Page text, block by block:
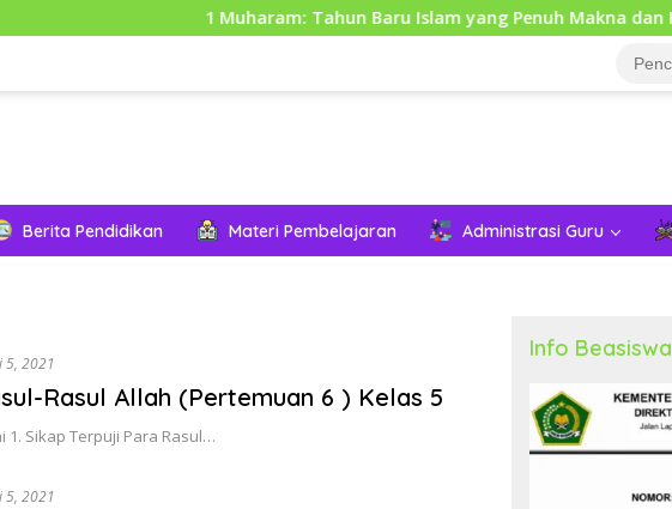
1 Muharam: Tahun Baru Islam yang Penuh Makna dan Hikmah
Berita Pendidikan Materi Pembelajaran Administrasi Guru
5, 2021
Rasul Allah (Pertemuan 6 ) Kelas 5
1. Sikap Terpuji Para Rasul…
5, 2021
Info Beasiswa